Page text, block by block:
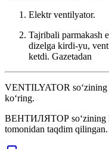
Elektr ventilyator.
Tajribali parmakash
dizelga kirdi-yu,
ketdi. Gazetadan
VENTILYATOR
ko‘ring.
ВЕНТИЛЯТОР
tomonidan taqdim qilingan.